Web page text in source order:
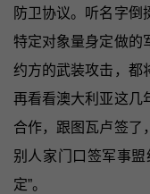
防卫协议。听名字倒
特定对象量身定做的
约方的武装攻击，都
再看看澳大利亚这几
合作，跟图瓦卢签了
别人家门口签军事
定”‍。